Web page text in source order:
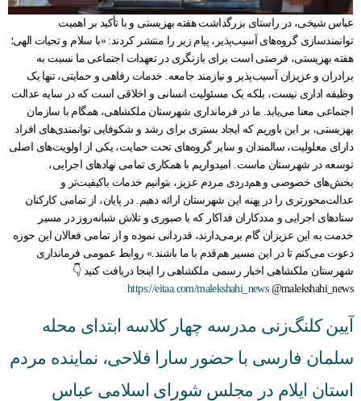
عباس شیخی، در راستای بزرگداشت هفته بهزیستی و با تأکید بر اهمیت
توانمندسازی گروه‌های آسیب‌پذیر، پیام زیر را منتشر کردند: «با سلام و تحیات الهی؛
هفته بهزیستی، فرصتی است برای بازنگری در تعهدات اجتماعی ما نسبت به
برادران و عزیزان آسیب‌پذیر و نیازمند جامعه. خدمات رفاهی و حمایتی، تنها یک
وظیفه اداری نیست، بلکه یک مسئولیت انسانی و اخلاقی است که در سایه عدالت
اجتماعی معنا می‌یابد. ما در فرمانداری شهرستان ملکشاهی، همگام با سازمان
بهزیستی، بر این باوریم که ایجاد بستری برای رشد و شکوفایی توانمندی‌های افراد
دارای معلولیت، سالمندان و سایر گروه‌های تحت حمایت، یکی از اولویت‌های اصلی
توسعه در شهرستان ماست. امیدواریم با همکاری تمامی نهادهای اجرایی،
بخش‌های خصوصی و هم‌دردی مردم عزیز، بتوانیم خدمات باکیفیت‌تر و
عدالت‌محورتری را در پهنه این شهرستان ارائه دهیم. در پایان، از تمامی کارکنان
ستادهای اجرایی و مددکاران فداکار که با صبوری و تلاش شبانه‌روز در مسیر
خدمت به این عزیزان گام برمی‌دارند، قدردانی نموده و از تمامی فعالان این حوزه
دعوت می‌کنم تا در این مسیر هم‌قدم با ما باشند.» روابط عمومی فرمانداری
شهرستان ملکشاهی اخبار رسمی ملکشاهی را اینجا دریافت کنید 👇
https://eitaa.com/malekshahi_news@malekshahi_news
آیین کلنگ‌زنی مدرسه چهار کلاسه ابتدای محله
سلمان فارسی با حضور سارا فلاحی، نماینده مردم
استان ایلام در مجلس شورای اسلامی عباس